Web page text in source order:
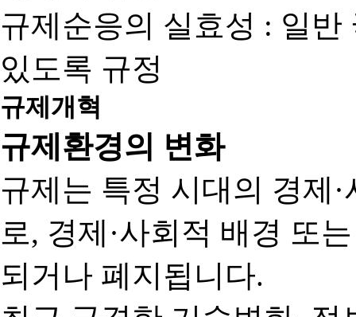
규제순응의 실효성 : 일
있도록 규정
규제개혁
규제환경의 변화
규제는 특정 시대의 경제
로, 경제·사회적 배경 또
되거나 폐지됩니다.